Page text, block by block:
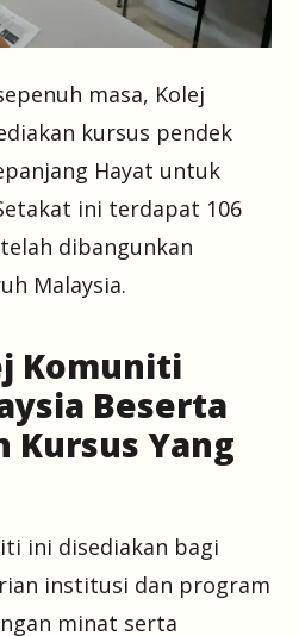
masa, Kolej
kursus pendek
Hayat untuk
ini terdapat 106
dibangunkan
Malaysia.
Komuniti
Beserta
Kursus Yang
ini disediakan bagi
institusi dan program
minat serta